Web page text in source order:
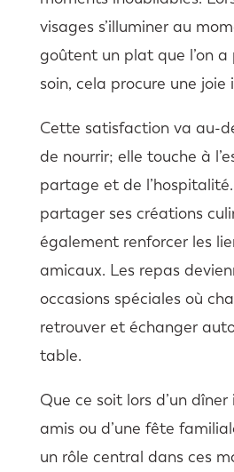
visages s’illuminer au
goûtent un plat que l’on a
soin, cela procure une joie
Cette satisfaction va au-
de nourrir; elle touche à
partage et de
partager ses créations
également renforcer les
amicaux. Les repas
occasions spéciales où
retrouver et échanger
table.
Que ce soit lors d’un
amis ou d’une fête
un rôle central dans ces